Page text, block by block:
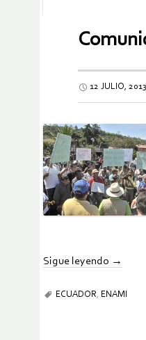
12 JULIO, 2013
Sigue leyendo →
ECUADOR ENAMI